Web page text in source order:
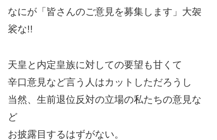
なにが「皆さんのご意見を募集します」大袈
裟な!!
天皇と内定皇族に対しての要望も甘くて
辛口意見など言う人はカットしただろうし
当然、生前退位反対の立場の私たちの意見な
ど
お披露目するはずがない。